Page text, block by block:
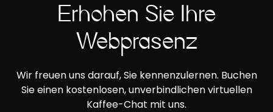
Erhöhen Sie Ihre
Webpräsenz
Wir freuen uns darauf, Sie kennenzulernen. Buchen
Sie einen kostenlosen, unverbindlichen virtuellen
Kaffee-Chat mit uns.